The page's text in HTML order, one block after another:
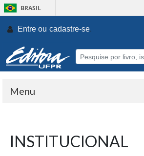
BRASIL
Entre ou cadastre-se.
Menu
INSTITUCIONAL